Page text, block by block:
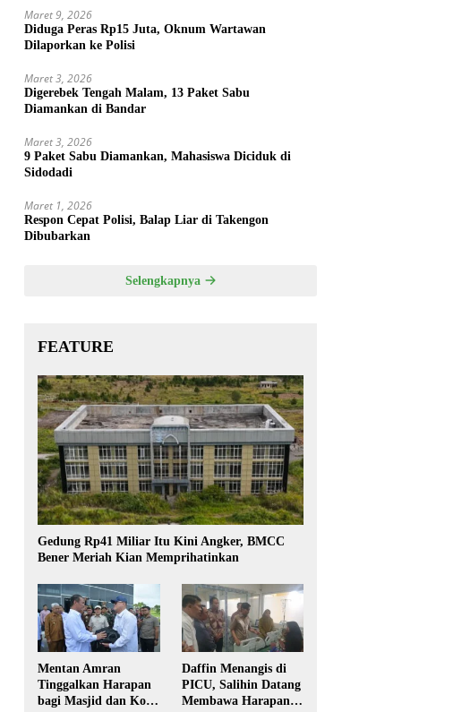
Maret 9, 2026
Diduga Peras Rp15 Juta, Oknum Wartawan
Dilaporkan ke Polisi
Maret 3, 2026
Digerebek Tengah Malam, 13 Paket Sabu
Diamankan di Bandar
Maret 3, 2026
9 Paket Sabu Diamankan, Mahasiswa Diciduk di
Sidodadi
Maret 1, 2026
Respon Cepat Polisi, Balap Liar di Takengon
Dibubarkan
Selengkapnya
FEATURE
Gedung Rp41 Miliar Itu Kini Angker, BMCC
Bener Meriah Kian Memprihatinkan
Mentan Amran
Tinggalkan Harapan
bagi Masjid dan Kopi
Daffin Menangis di
PICU, Salihin Datang
Membawa Harapan